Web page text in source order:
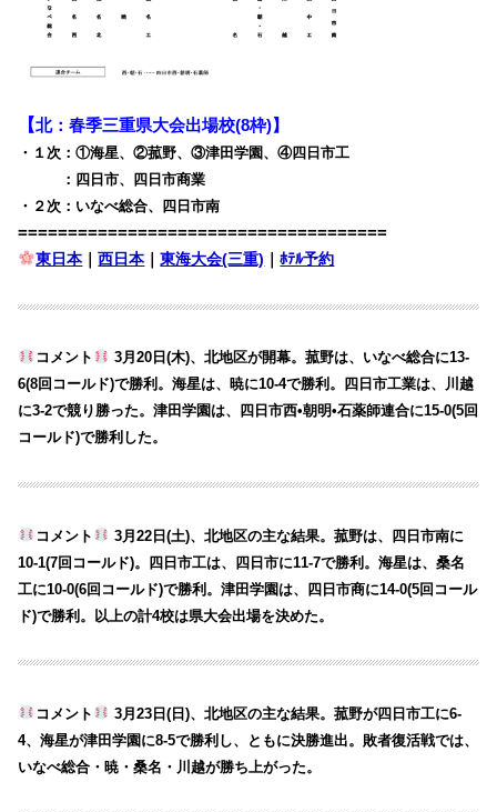
【北：春季三重県大会出場校(8枠)】
・１次：①海星、②菰野、③津田学園、④四日市工
：四日市、四日市商業
・２次：いなべ総合、四日市南
=====================================
東日本｜西日本｜東海大会(三重) ｜ﾎﾃﾙ予約
コメント
3月20日(木)、北地区が開幕。菰野は、いなべ総合に13-
6(8回コールド)で勝利。海星は、暁に10-4で勝利。四日市工業は、川越
に3-2で競り勝った。津田学園は、四日市西•朝明•石薬師連合に15-0(5回
コールド)で勝利した。
コメント
3月22日(土)、北地区の主な結果。菰野は、四日市南に
10-1(7回コールド)。四日市工は、四日市に11-7で勝利。海星は、桑名
工に10-0(6回コールド)で勝利。津田学園は、四日市商に14-0(5回コール
ド)で勝利。以上の計4校は県大会出場を決めた。
コメント
3月23日(日)、北地区の主な結果。菰野が四日市工に6-
4、海星が津田学園に8-5で勝利し、ともに決勝進出。敗者復活戦では、
いなべ総合・暁・桑名・川越が勝ち上がった。